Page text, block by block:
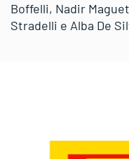
Boffelli, Nadir
Stradelli e Alba De